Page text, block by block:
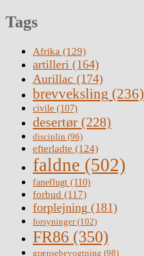
Tags
Afrika (129)
artilleri (164)
Aurillac (174)
brevveksling (236)
civile (107)
desertør (228)
disciplin (96)
efterladte (124)
faldne (502)
faneflugt (110)
forbud (117)
forplejning (181)
forsyninger(102)
FR86 (350)
grænsebevogtning (98)